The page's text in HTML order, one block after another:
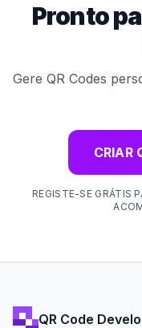
Pronto
Gere QR Codes
CRIAR
REGISTE-SE GRÁTIS
QR Code